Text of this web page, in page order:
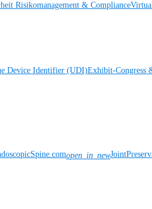
Risikomanagement & Compliance
Device Identifier (UDI)Exhibit-Congress
open_in_new